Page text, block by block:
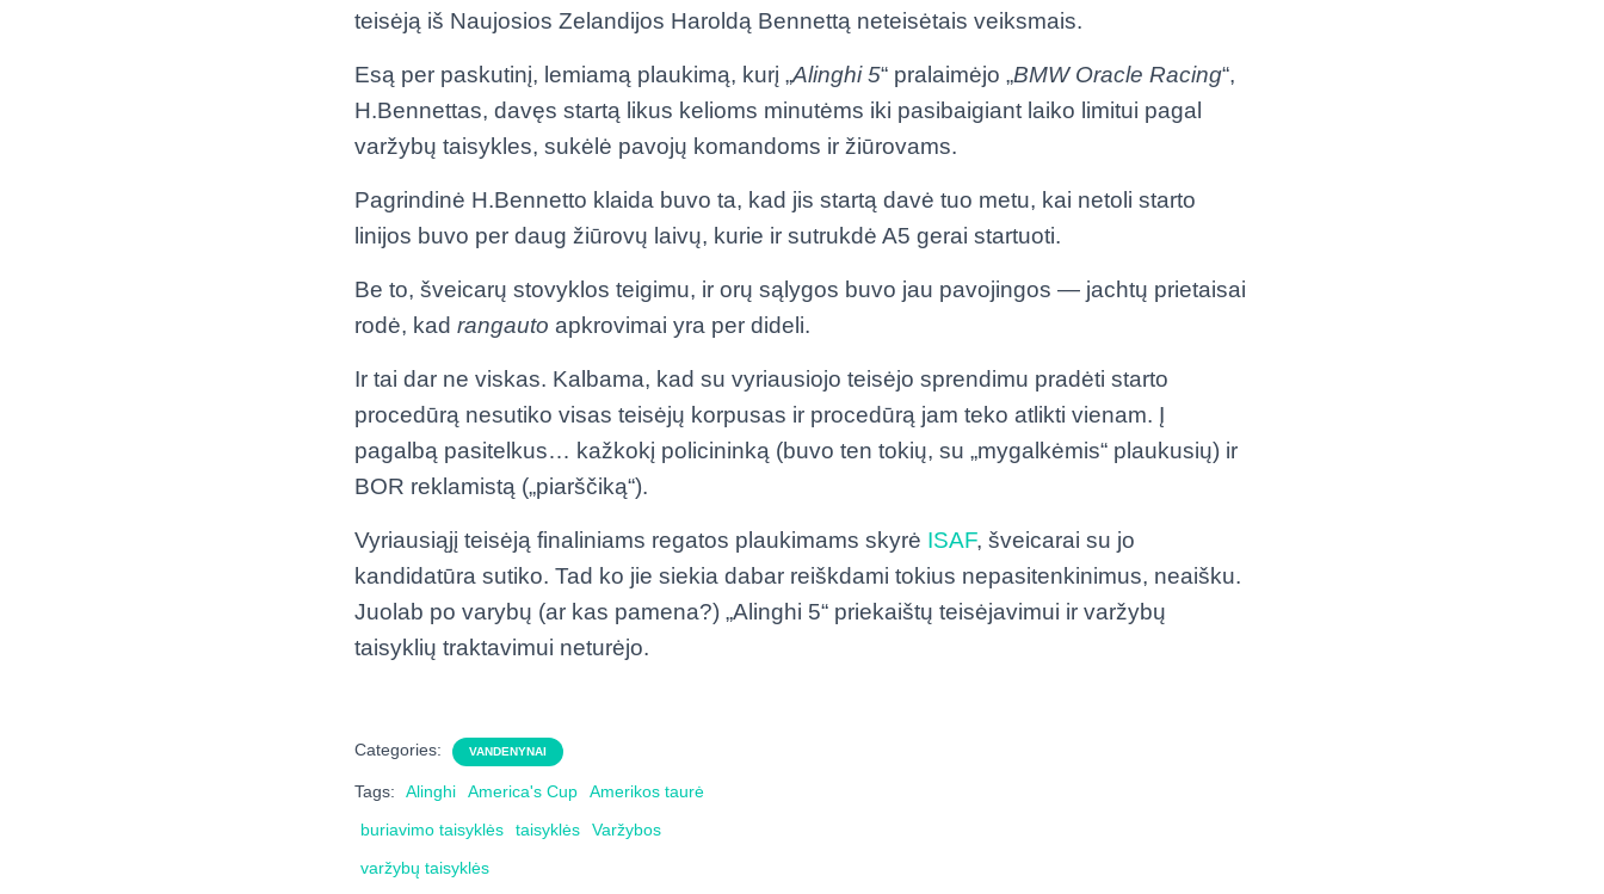
teisėją iš Naujosios Zelandijos Haroldą Bennettą neteisėtais veiksmais.
Esą per paskutinį, lemiamą plaukimą, kurį „Alinghi 5“ pralaimėjo „BMW Oracle Racing“,
H.Bennettas, davęs startą likus kelioms minutėms iki pasibaigiant laiko limitui pagal
varžybų taisykles, sukėlė pavojų komandoms ir žiūrovams.
Pagrindinė H.Bennetto klaida buvo ta, kad jis startą davė tuo metu, kai netoli starto
linijos buvo per daug žiūrovų laivų, kurie ir sutrukdė A5 gerai startuoti.
Be to, šveicarų stovyklos teigimu, ir orų sąlygos buvo jau pavojingos — jachtų prietaisai
rodė, kad rangauto apkrovimai yra per dideli.
Ir tai dar ne viskas. Kalbama, kad su vyriausiojo teisėjo sprendimu pradėti starto
procedūrą nesutiko visas teisėjų korpusas ir procedūrą jam teko atlikti vienam. Į
pagalbą pasitelkus… kažkokį policininką (buvo ten tokių, su „mygalkėmis“ plaukusių) ir
BOR reklamistą („piarščiką“).
Vyriausiąjį teisėją finaliniams regatos plaukimams skyrė ISAF, šveicarai su jo
kandidatūra sutiko. Tad ko jie siekia dabar reiškdami tokius nepasitenkinimus, neaišku.
Juolab po varybų (ar kas pamena?) „Alinghi 5“ priekaištų teisėjavimui ir varžybų
taisyklių traktavimui neturėjo.
Categories: VANDENYNAI
Tags: Alinghi America's Cup
Amerikos taurė
buriavimo taisyklės
taisyklės
Varžybos
varžybų taisyklės